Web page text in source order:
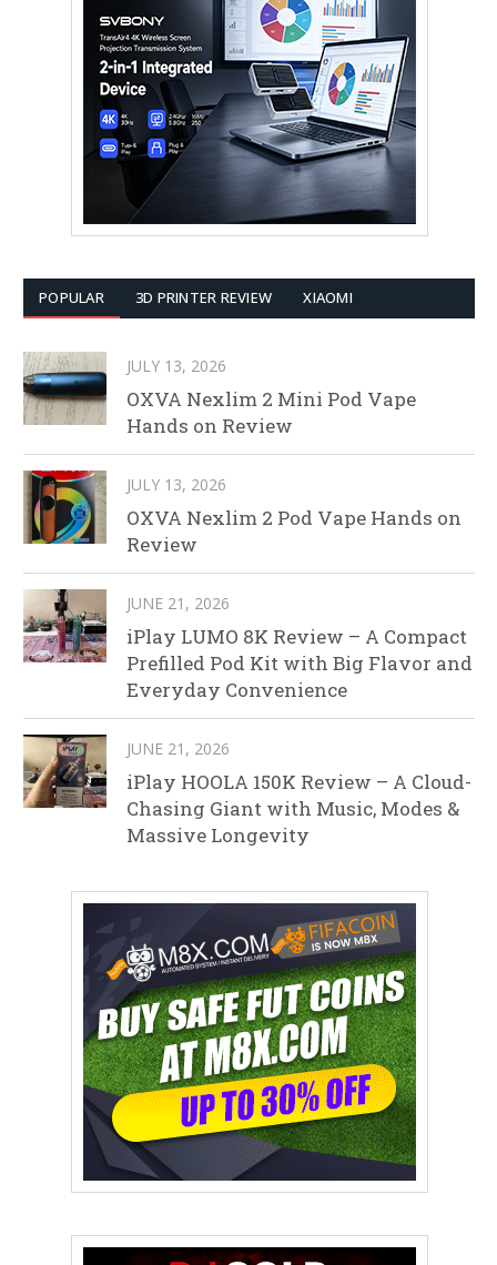
POPULAR 3D PRINTER REVIEW XIAOMI
JULY 13, 2026
OXVA Nexlim 2 Mini Pod Vape
Hands on Review
JULY 13, 2026
OXVA Nexlim 2 Pod Vape Hands on
Review
JUNE 21, 2026
iPlay LUMO 8K Review – A Compact
Prefilled Pod Kit with Big Flavor and
Everyday Convenience
JUNE 21, 2026
iPlay HOOLA 150K Review – A Cloud-
Chasing Giant with Music, Modes &
Massive Longevity